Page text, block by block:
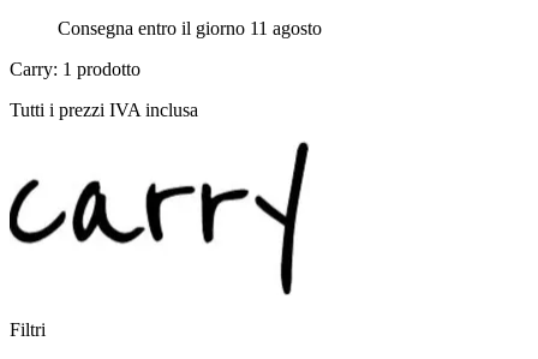
Consegna entro il giorno 11 agosto
Carry: 1 prodotto
Tutti i prezzi IVA inclusa
Filtri